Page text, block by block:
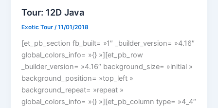
Tour: 12D Java
Exotic Tour /11/01/2018
[et_pb_section fb_built= »1″ _builder_version= »4.16″
global_colors_info= »{} »][et_pb_row
_builder_version= »4.16″ background_size= »initial »
background_position= »top_left »
background_repeat= »repeat »
global_colors_info= »{} »][et_pb_column type= »4_4″